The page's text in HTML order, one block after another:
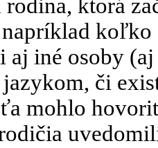
ktorá
aj iné osoby
či
mohlo